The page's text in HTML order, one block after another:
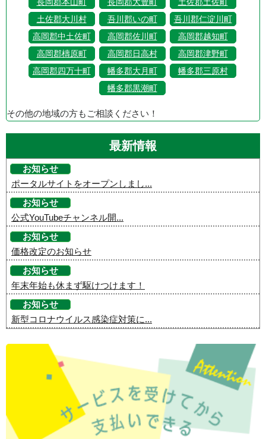
土佐郡大川村
吾川郡いの町
吾川郡仁淀川町
高岡郡中土佐町
高岡郡佐川町
高岡郡越知町
高岡郡檮原町
高岡郡日高村
高岡郡津野町
高岡郡四万十町
幡多郡大月町
幡多郡三原村
幡多郡黒潮町
その他の地域の方もご相談ください！
最新情報
お知らせ
ポータルサイトをオープンしまし...
お知らせ
公式YouTubeチャンネル開...
お知らせ
価格改定のお知らせ
お知らせ
年末年始も休まず駆けつけます！
お知らせ
新型コロナウイルス感染症対策に...